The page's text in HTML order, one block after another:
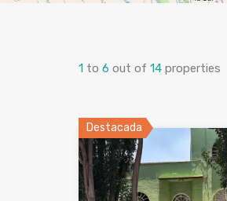
1 to 6 out of 14 properties
Destacada